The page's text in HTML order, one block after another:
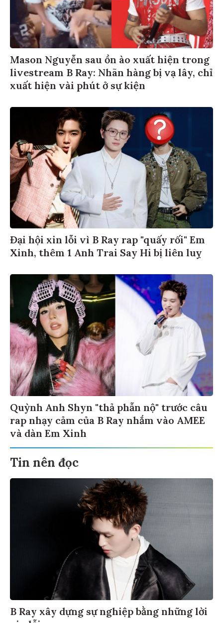
Mason Nguyễn sau ồn ào xuất hiện trong
livestream B Ray: Nhãn hàng bị vạ lây, chỉ
xuất hiện vài phút ở sự kiện
Đại hội xin lỗi vì B Ray rap "quấy rối" Em
Xinh, thêm 1 Anh Trai Say Hi bị liên luỵ
Quỳnh Anh Shyn "thả phẫn nộ" trước câu
rap nhạy cảm của B Ray nhắm vào AMEE
và dàn Em Xinh
Tin nên đọc
B Ray xây dựng sự nghiệp bằng những lời